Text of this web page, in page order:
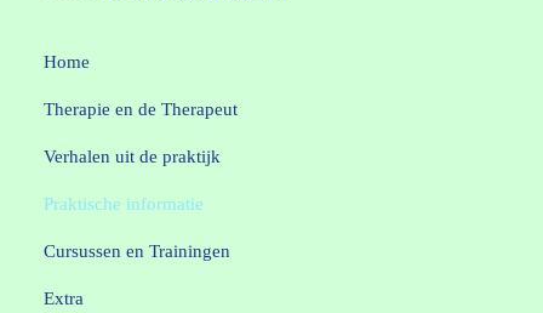
Home
Therapie en de Therapeut
Verhalen uit de praktijk
Praktische informatie
Cursussen en Trainingen
Extra